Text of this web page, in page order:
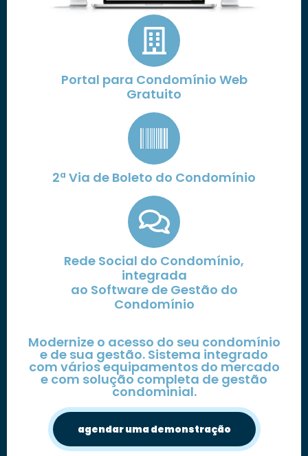
Portal para Condomínio Web
Gratuito
2ª Via de Boleto do Condomínio
Rede Social do Condomínio,
integrada
ao Software de Gestão do
Condomínio
Modernize o acesso do seu condomínio
e de sua gestão. Sistema integrado
com vários equipamentos do mercado
e com solução completa de gestão
condominial.
agendar uma demonstração